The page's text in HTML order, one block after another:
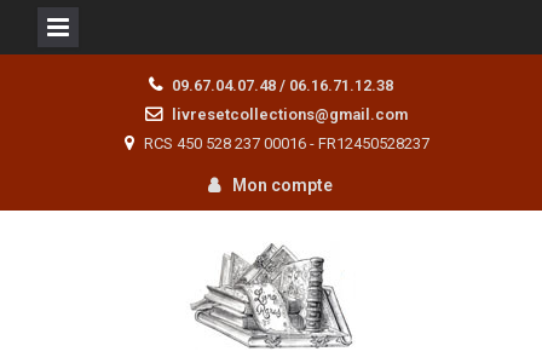
09.67.04.07.48 / 06.16.71.12.38
livresetcollections@gmail.com
RCS 450 528 237 00016 - FR12450528237
Mon compte